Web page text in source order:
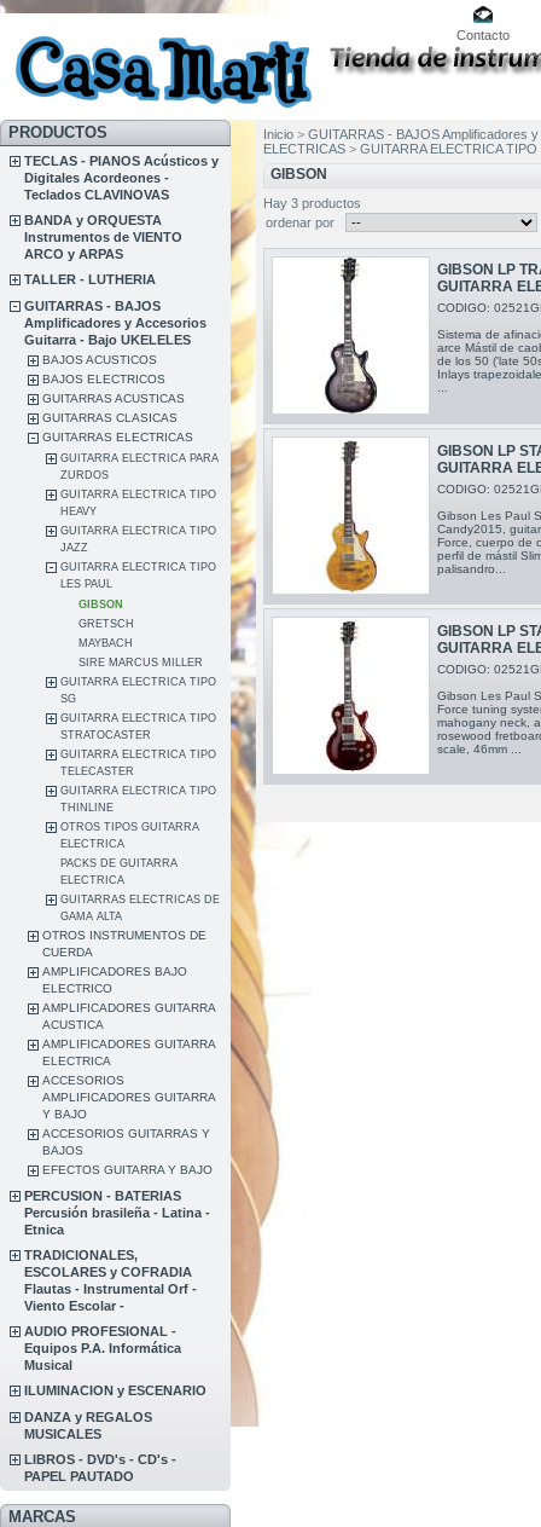
Contacto
PRODUCTOS
TECLAS - PIANOS Acústicos y
Digitales Acordeones -
Teclados CLAVINOVAS
BANDA y ORQUESTA
Instrumentos de VIENTO
ARCO y ARPAS
TALLER - LUTHERIA
GUITARRAS - BAJOS
Amplificadores y Accesorios
Guitarra - Bajo UKELELES
BAJOS ACUSTICOS
BAJOS ELECTRICOS
GUITARRAS ACUSTICAS
GUITARRAS CLASICAS
GUITARRAS ELECTRICAS
GUITARRA ELECTRICA PARA
ZURDOS
GUITARRA ELECTRICA TIPO
HEAVY
GUITARRA ELECTRICA TIPO
JAZZ
GUITARRA ELECTRICA TIPO
LES PAUL
GIBSON
GRETSCH
MAYBACH
SIRE MARCUS MILLER
GUITARRA ELECTRICA TIPO
SG
GUITARRA ELECTRICA TIPO
STRATOCASTER
GUITARRA ELECTRICA TIPO
TELECASTER
GUITARRA ELECTRICA TIPO
THINLINE
OTROS TIPOS GUITARRA
ELECTRICA
PACKS DE GUITARRA
ELECTRICA
GUITARRAS ELECTRICAS DE
GAMA ALTA
OTROS INSTRUMENTOS DE
CUERDA
AMPLIFICADORES BAJO
ELECTRICO
AMPLIFICADORES GUITARRA
ACUSTICA
AMPLIFICADORES GUITARRA
ELECTRICA
ACCESORIOS
AMPLIFICADORES GUITARRA
Y BAJO
ACCESORIOS GUITARRAS Y
BAJOS
EFECTOS GUITARRA Y BAJO
PERCUSION - BATERIAS
Percusión brasileña - Latina -
Etnica
TRADICIONALES,
ESCOLARES y COFRADIA
Flautas - Instrumental Orf -
Viento Escolar -
AUDIO PROFESIONAL -
Equipos P.A. Informática
Musical
ILUMINACION y ESCENARIO
DANZA y REGALOS
MUSICALES
LIBROS - DVD's - CD's -
PAPEL PAUTADO
MARCAS
Inicio > GUITARRAS - BAJOS Amplificadores
ELECTRICAS > GUITARRA ELECTRICA TIPO
GIBSON
Hay 3 productos
ordenar por
GIBSON LP
GUITARRA
CODIGO:
Sistema de
arce Mástil de
de los 50 ('late
Inlays
...
GIBSON LP
GUITARRA
CODIGO:
Gibson Les Paul
Candy2015,
Force, cuerpo de
perfil de mástil
palisandro...
GIBSON LP
GUITARRA
CODIGO:
Gibson Les Paul
Force tuning
mahogany neck,
rosewood
scale, 46mm ...